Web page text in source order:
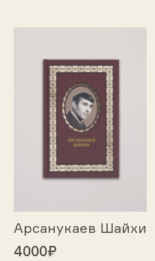
Арсанукаев Шайхи
4000₽